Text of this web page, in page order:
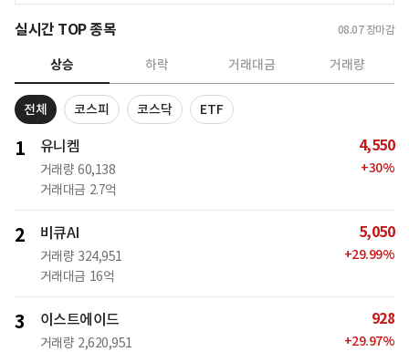
실시간 TOP 종목 08.07 장마감
상승 하락 거래대금 거래량
전체 코스피 코스닥 ETF
1 유니켐
거래량 60,138
거래대금 2.7억
4,550
+30%
2 비큐AI
거래량 324,951
거래대금 16억
5,050
+29.99%
3 이스트에이드
거래량 2,620,951
928
+29.97%